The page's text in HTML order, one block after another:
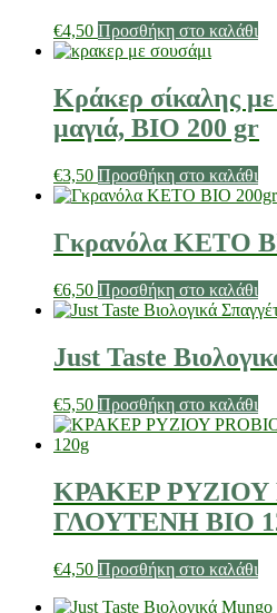
€4,50 Προσθήκη στο καλάθι
Κράκερ σίκαλης
μαγιά, ΒΙΟ 200 gr
€3,50 Προσθήκη στο καλάθι
Γκρανόλα ΚΕΤΟ
€6,50 Προσθήκη στο καλάθι
Just Taste
€5,50 Προσθήκη στο καλάθι
ΚΡΑΚΕΡ ΡΥΖΙΟΥ
ΓΛΟΥΤΕΝΗ ΒΙΟ
€4,50 Προσθήκη στο καλάθι